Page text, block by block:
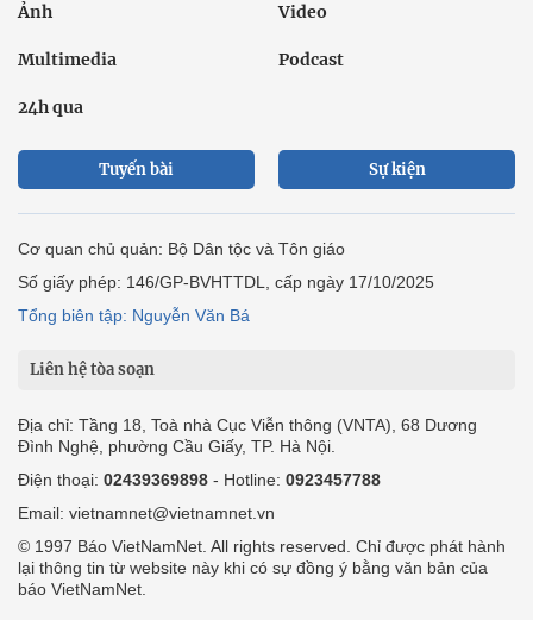
Ảnh Video
Multimedia Podcast
24h qua
Tuyến bài Sự kiện
Cơ quan chủ quản: Bộ Dân tộc và Tôn giáo
Số giấy phép: 146/GP-BVHTTDL, cấp ngày 17/10/2025
Tổng biên tập: Nguyễn Văn Bá
Liên hệ tòa soạn
Địa chỉ: Tầng 18, Toà nhà Cục Viễn thông (VNTA), 68 Dương
Đình Nghệ, phường Cầu Giấy, TP. Hà Nội.
Điện thoại: 02439369898 - Hotline: 0923457788
Email: vietnamnet@vietnamnet.vn
© 1997 Báo VietNamNet. All rights reserved. Chỉ được phát hành
lại thông tin từ website này khi có sự đồng ý bằng văn bản của
báo VietNamNet.